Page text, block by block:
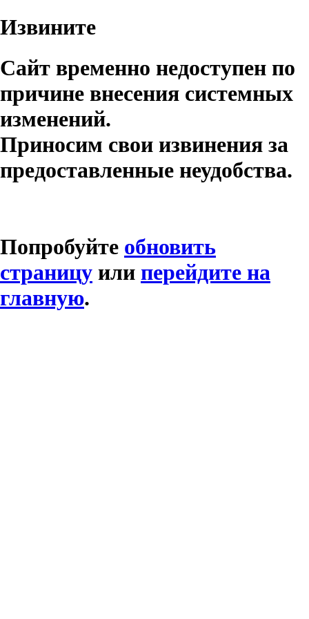
Извините
Сайт временно недоступен по
причине внесения системных
изменений.
Приносим свои извинения за
предоставленные неудобства.
Попробуйте обновить
страницу или перейдите на
главную.